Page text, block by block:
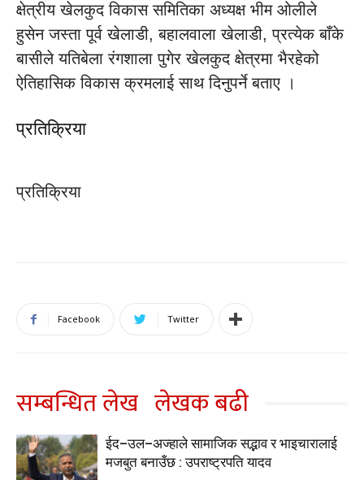
क्षेत्रीय खेलकुद विकास समितिका अध्यक्ष भीम ओलीले
हुसेन जस्ता पूर्व खेलाडी, बहालवाला खेलाडी, प्रत्येक बाँके
बासीले यतिबेला रंगशाला पुगेर खेलकुद क्षेत्रमा भैरहेको
ऐतिहासिक विकास क्रमलाई साथ दिनुपर्ने बताए ।
प्रतिक्रिया
प्रतिक्रिया
Facebook Twitter
सम्बन्धित लेख लेखक बढी
ईद–उल–अज्हाले सामाजिक सद्भाव र भाइचारालाई
मजबुत बनाउँछ : उपराष्ट्रपति यादव